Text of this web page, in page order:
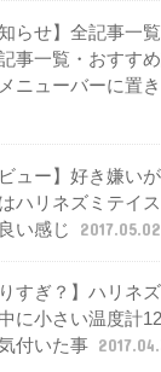
知らせ】全記事一
事一覧・おすす
ニューバーに置
ビュー】好き嫌い
ハリネズミテイ
い感じ
2017.05.02
りすぎ？】ハリネ
に小さい温度計
付いた事